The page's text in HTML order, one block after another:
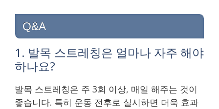
Q&A
1. 발목 스트레칭은 얼마나 자주 해야
하나요?
발목 스트레칭은 주 3회 이상, 매일 해주는 것이
좋습니다. 특히 운동 전후로 실시하면 더욱 효과